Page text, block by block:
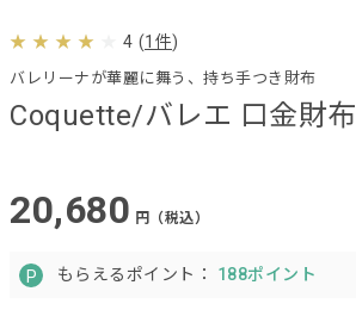
Coquette/バレエ 口金財布
バレリーナが華麗に舞う、持ち手つき財布
4 (1件)
20,680 円（税込）
もらえるポイント： 188ポイント